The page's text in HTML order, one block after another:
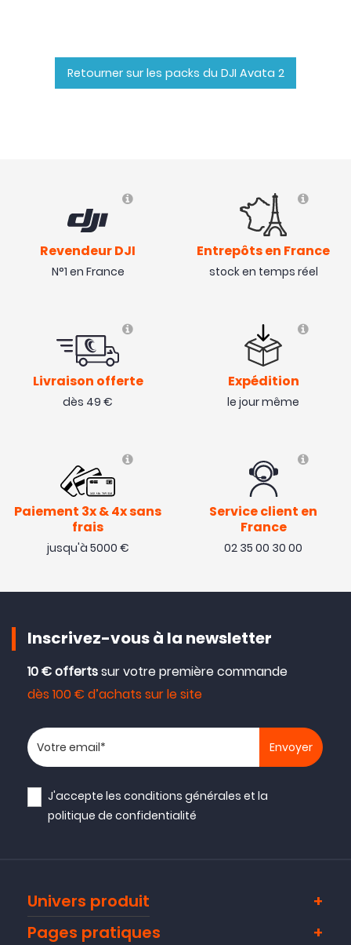
Retourner sur les packs du DJI Avata 2
Revendeur DJI
N°1 en France
Entrepôts en France
stock en temps réel
Livraison offerte
dès 49 €
Expédition
le jour même
Paiement 3x & 4x sans
frais
jusqu'à 5000 €
Service client en
France
02 35 00 30 00
Inscrivez-vous à la newsletter
10 € offertssur votre première commande
dès 100 € d’achats sur le site
Votre adresse email
J'accepte lesconditions générales et la
politique de confidentialité
Univers produit
Pages pratiques